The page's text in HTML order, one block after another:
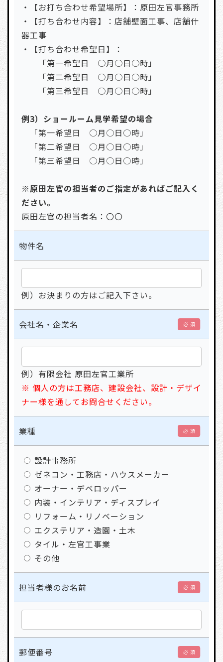
・【お打ち合わせ希望場所】：原田左官事務所
・【打ち合わせ内容】：店舗壁面工事、店舗什
器工事
・【打ち合わせ希望日】：
「第一希望日 ○月○日○時」
「第二希望日 ○月○日○時」
「第三希望日 ○月○日○時」
例3）ショールーム見学希望の場合
「第一希望日 ○月○日○時」
「第二希望日 ○月○日○時」
「第三希望日 ○月○日○時」
※原田左官の担当者のご指定があればご記入く
ださい。
原田左官の担当者名：〇〇
物件名
例）お決まりの方はご記入下さい。
会社名・企業名 必 須
例）有限会社 原田左官工業所
※ 個人の方は工務店、建設会社、設計・デザイ
ナー様を通してお問合せください。
業種 必 須
設計事務所
ゼネコン・工務店・ハウスメーカー
オーナー・デベロッパー
内装・インテリア・ディスプレイ
リフォーム・リノベーション
エクステリア・造園・土木
タイル・左官工事業
その他
担当者様のお名前 必 須
郵便番号 必 須